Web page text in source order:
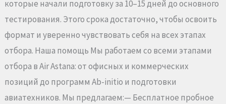
которые начали подготовку за 10–15 дней до основного
тестирования. Этого срока достаточно, чтобы освоить
формат и уверенно чувствовать себя на всех этапах
отбора. Наша помощь Мы работаем со всеми этапами
отбора в Air Astana: от офисных и коммерческих
позиций до программ Ab-initio и подготовки
авиатехников. Мы предлагаем:— Бесплатное пробное